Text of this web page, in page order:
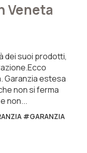
Veneta
dei suoi prodotti,
Garanzia estesa
non si ferma
non...
#GARANZIA